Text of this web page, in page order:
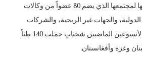
وتواصل دبي الإنسانية دعمها لمجتمعها الذي يضم 80 عضواً من وكالات
والجهات غير الربحية، والشركات
التجارية، حيث سيّرت في الأسبوعين الماضيين شحناتٍ حملت 140 طناً
وغزة وأفغانستان.